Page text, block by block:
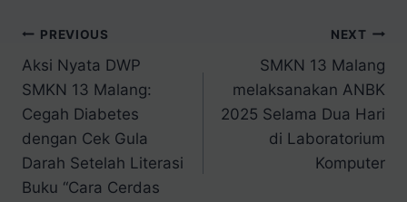
PREVIOUS
Aksi Nyata DWP
SMKN 13 Malang:
Cegah Diabetes
dengan Cek Gula
Darah Setelah Literasi
Buku “Cara Cerdas
NEXT
SMKN 13 Malang
melaksanakan ANBK
2025 Selama Dua Hari
di Laboratorium
Komputer